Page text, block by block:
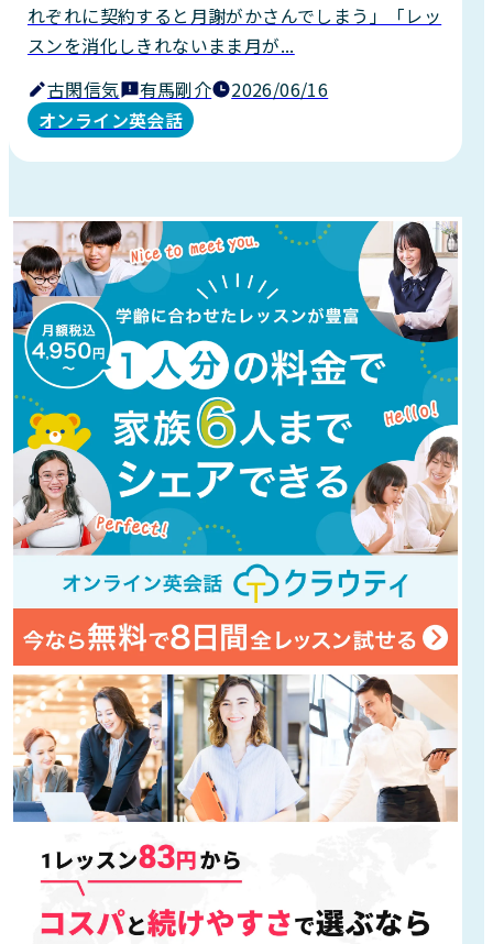
れぞれに契約すると月謝がかさんでしまう」「レッ
スンを消化しきれないまま月が...
古閑信気
有馬剛介
2026/06/16
オンライン英会話